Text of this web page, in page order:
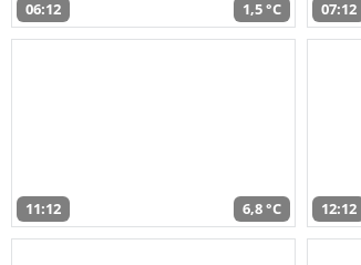
06:12 1,5 °C 07:12
11:12 6,8 °C 12:12